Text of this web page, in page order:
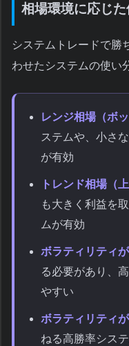
相場環境に応じ
システムトレードで勝
わせたシステムの使い
レンジ相場（ボ
ステムや、小さ
が有効
トレンド相場（
も大きく利益を
ムが有効
ボラティリティ
る必要があり、
やすい
ボラティリティ
ねる高勝率シス